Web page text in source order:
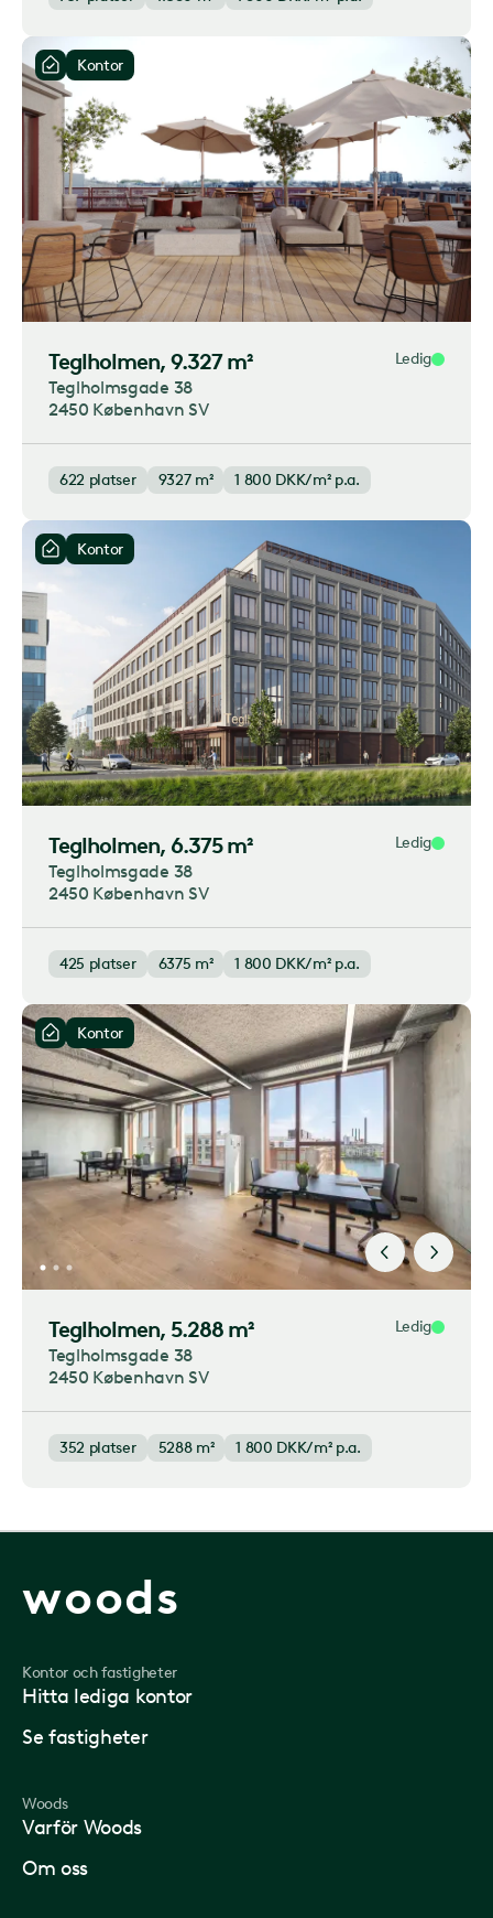
Kontor
Teglholmen, 9.327 m² Ledig
Teglholmsgade 38
2450 København SV
622 platser 9327 m² 1 800 DKK/m² p.a.
Kontor
Teglholmen, 6.375 m² Ledig
Teglholmsgade 38
2450 København SV
425 platser 6375 m² 1 800 DKK/m² p.a.
Kontor
Teglholmen, 5.288 m² Ledig
Teglholmsgade 38
2450 København SV
352 platser 5288 m² 1 800 DKK/m² p.a.
woods
Kontor och fastigheter
Hitta lediga kontor
Se fastigheter
Woods
Varför Woods
Om oss